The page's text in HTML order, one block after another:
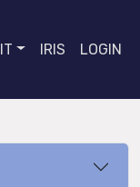
IT IRIS LOGIN